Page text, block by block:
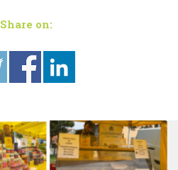
Share on: